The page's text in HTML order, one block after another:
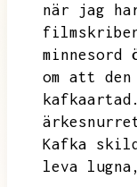
när jag
minnesord
om att
kafkaartad.
Kafka
leva lugna,